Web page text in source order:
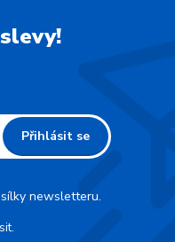
Přihlásit se
newsletteru.